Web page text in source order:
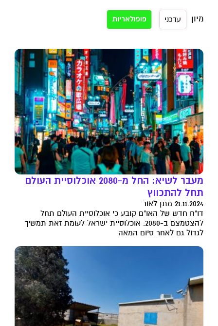
מיון עדכני פופולאריות
מעבר לשיא: החל מ-2080 אוכלוסיית העולם
תחל להתכווץ
21.11.2024 מתן לאור
דו"ח חדש של האו"ם קובע כי אוכלוסיית העולם תחל
להצטמצם ב-2080. אוכלוסיית ישראל לעומת זאת תמשיך
לגדול גם לאחר סיום המאה